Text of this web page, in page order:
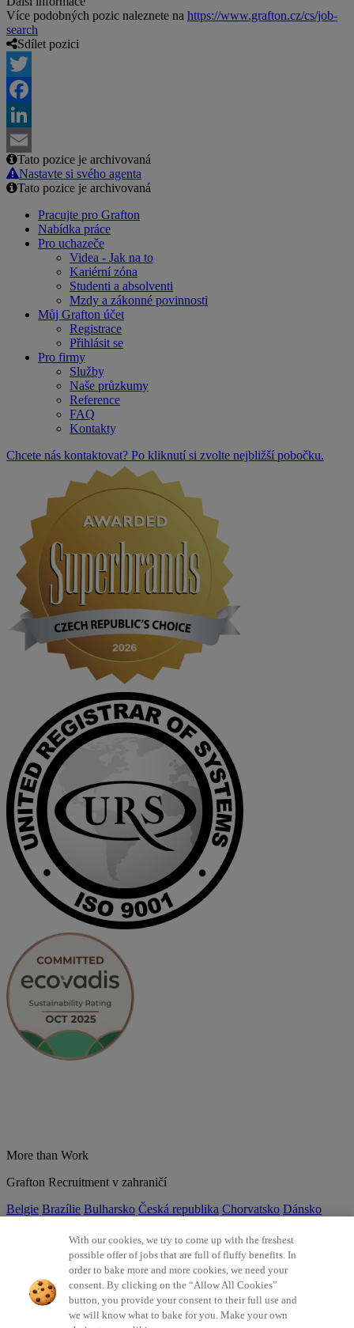
Více podobných pozic naleznete na https://www.grafton.cz/cs/job-
search
Sdílet pozici
Twitter
Facebook
LinkedIn
Email
Tato pozice je archivovaná
Nastavte si svého agenta
Tato pozice je archivovaná
Pracujte pro Grafton
Nabídka práce
Pro uchazeče
Videa - Jak na to
Kariérní zóna
Studenti a absolventi
Mzdy a zákonné povinnosti
Můj Grafton účet
Registrace
Přihlásit se
Pro firmy
Služby
Naše průzkumy
Reference
FAQ
Kontakty
Chcete nás kontaktovat? Po kliknutí si zvolte nejbližší pobočku.
More than Work
Grafton Recruitment v zahraničí
Belgie Brazílie Bulharsko Česká republika Chorvatsko Dánsko
Německo Nizozemsko Norsko Polsko Portugalsko
Slovensko Španělsko Srbsko Švýcarsko Turecko
©2026 Všechna práva vyhrazena Grafton Recruitment
Ochrana osobních údajů Zásady používání cookies Všeobecné
With our cookies, we try to come up with the freshest
possible offer of jobs that are full of fluffy benefits. In
order to bake more and more cookies, we need your
consent. By clicking on the “Allow All Cookies”
button, you provide your consent to their full use and
we will know what to bake for you. Make your own